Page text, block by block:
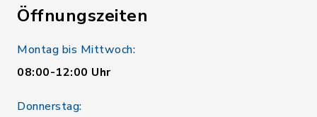
Öffnungszeiten
Montag bis Mittwoch:
08:00-12:00 Uhr
Donnerstag: